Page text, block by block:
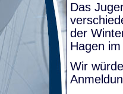
Das
der
Hagen
Wir